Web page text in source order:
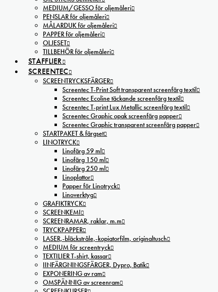
MEDIUM/GESSO för oljemåleri
PENSLAR för oljemåleri
MÅLARDUK för oljemåleri
PAPPER för oljemåleri
OLJESET
TILLBEHÖR för oljemåleri
STAFFLIER
SCREENTEC
SCREENTRYCKSFÄRGER
Screentec T-Print Soft transparent screenfärg textil
Screentec Ecoline täckande screenfärg textil
Screentec T-print Lux Metallic screenfärg textil
Screentec Graphic opak screenfärg papper
Screentec Graphic transparent screenfärg papper
STARTPAKET & färgset
LINOTRYCK
Linofärg 59 ml
Linofärg 150 ml
Linofärg 250 ml
Linoplattor
Papper för Linotryck
Linoverktyg
GRAFIKTRYCK
SCREENKEMI
SCREENRAMAR, raklar, m.m
TRYCKPAPPER
LASER,-bläckstråle,-kopiatorfilm, oríginaltusch
MEDIUM för screentryck
TEXTILIER T-shirt, kassar
IINFÄRGNINGSFÄRGER, Dypro, Batik
EXPONERING av ram
OMSPÄNNIG av screenram